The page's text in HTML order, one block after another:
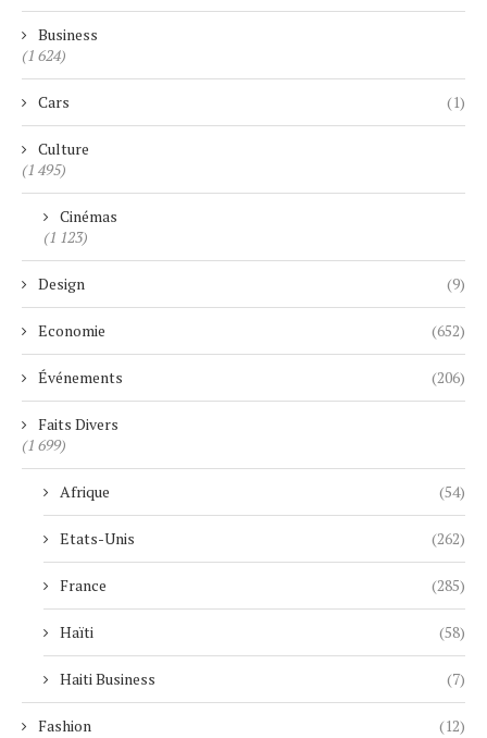
Business
(1 624)
Cars (1)
Culture
(1 495)
Cinémas
(1 123)
Design (9)
Economie (652)
Événements (206)
Faits Divers
(1 699)
Afrique (54)
Etats-Unis (262)
France (285)
Haïti (58)
Haiti Business (7)
Fashion (12)